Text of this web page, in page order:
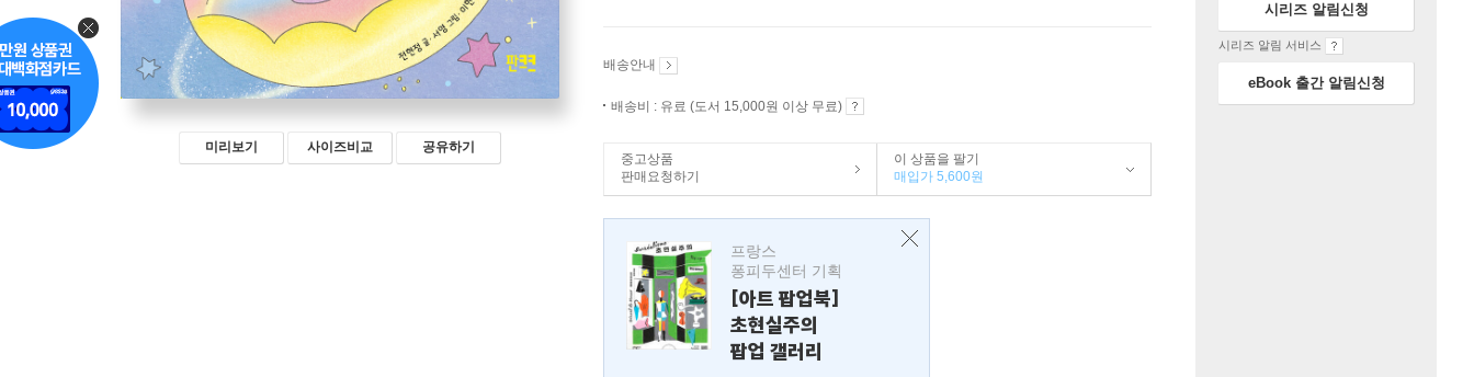
미리보기 사이즈비교 공유하기
배송안내
배송비 : 유료 (도서 15,000원 이상 무료)
중고상품
판매요청하기
이 상품을 팔기
매입가 5,600원
프랑스
퐁피두센터 기획
[아트 팝업북]
초현실주의
팝업 갤러리
시리즈 알림신청
시리즈 알림 서비스
eBook 출간 알림신청